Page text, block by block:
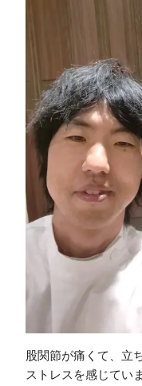
股関節が痛くて、立
ストレスを感じてい